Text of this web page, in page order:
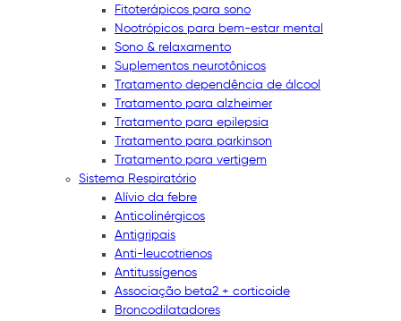
Fitoterápicos para sono
Nootrópicos para bem-estar mental
Sono & relaxamento
Suplementos neurotônicos
Tratamento dependência de álcool
Tratamento para alzheimer
Tratamento para epilepsia
Tratamento para parkinson
Tratamento para vertigem
Sistema Respiratório
Alívio da febre
Anticolinérgicos
Antigripais
Anti-leucotrienos
Antitussígenos
Associação beta2 + corticoide
Broncodilatadores